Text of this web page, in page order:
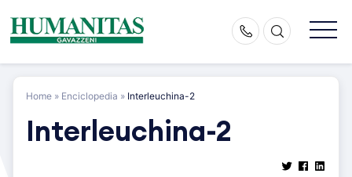
content
Home » Enciclopedia » Interleuchina-2
Interleuchina-2